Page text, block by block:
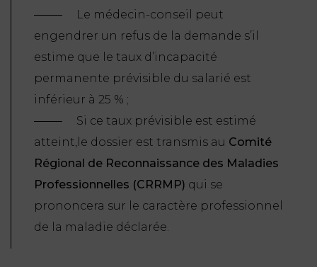
Le médecin-conseil peut
engendrer un refus de la demande s’il
estime que le taux d’incapacité
permanente prévisible du salarié est
inférieur à 25 % ;
Si ce taux prévisible est estimé
atteint,le dossier est transmis au Comité
Régional de Reconnaissance des Maladies
Professionnelles (CRRMP) qui se
prononcera sur le caractère professionnel
de la maladie déclarée.